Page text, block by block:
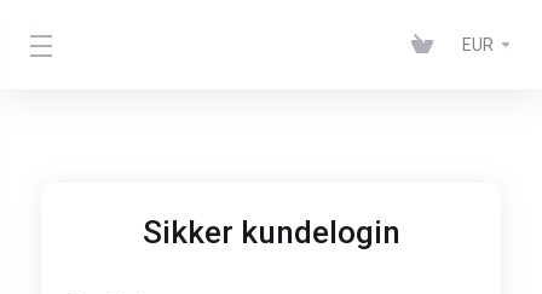
EUR
Sikker kundelogin